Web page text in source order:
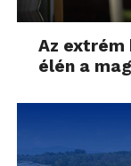
Az extrém
élén a